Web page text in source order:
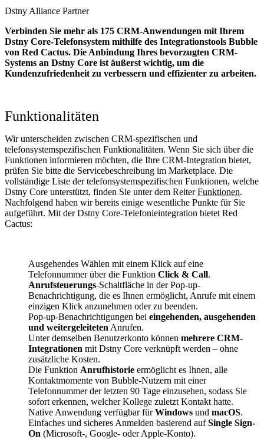
Dstny Alliance Partner
Verbinden Sie mehr als 175 CRM-Anwendungen mit Ihrem
Dstny Core-Telefonsystem mithilfe des Integrationstools Bubble
von Red Cactus. Die Anbindung Ihres bevorzugten CRM-
Systems an Dstny Core ist äußerst wichtig, um die
Kundenzufriedenheit zu verbessern und effizienter zu arbeiten.
Funktionalitäten
Wir unterscheiden zwischen CRM-spezifischen und
telefonsystemspezifischen Funktionalitäten. Wenn Sie sich über die
Funktionen informieren möchten, die Ihre CRM-Integration bietet,
prüfen Sie bitte die Servicebeschreibung im Marketplace. Die
vollständige Liste der telefonsystemspezifischen Funktionen, welche
Dstny Core unterstützt, finden Sie unter dem ReiterFunktionen.
Nachfolgend haben wir bereits einige wesentliche Punkte für Sie
aufgeführt. Mit der Dstny Core-Telefonieintegration bietet Red
Cactus:
Ausgehendes Wählen mit einem Klick auf eine
Telefonnummer über die Funktion Click & Call.
Anrufsteuerungs-Schaltfläche in der Pop-up-
Benachrichtigung, die es Ihnen ermöglicht, Anrufe mit einem
einzigen Klick anzunehmen oder zu beenden.
Pop-up-Benachrichtigungen bei eingehenden, ausgehenden
und weitergeleiteten Anrufen.
Unter demselben Benutzerkonto können mehrere CRM-
Integrationen mit Dstny Core verknüpft werden – ohne
zusätzliche Kosten.
Die Funktion Anrufhistorie ermöglicht es Ihnen, alle
Kontaktmomente von Bubble-Nutzern mit einer
Telefonnummer der letzten 90 Tage einzusehen, sodass Sie
sofort erkennen, welcher Kollege zuletzt Kontakt hatte.
Native Anwendung verfügbar fürWindows und macOS.
Einfaches und sicheres Anmelden basierend aufSingle Sign-
On (Microsoft-, Google- oder Apple-Konto).